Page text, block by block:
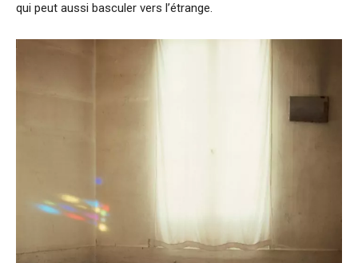
qui peut aussi basculer vers l’étrange.